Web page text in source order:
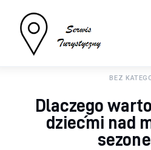
Sport
BEZ
Dlaczego
dziećmi nad